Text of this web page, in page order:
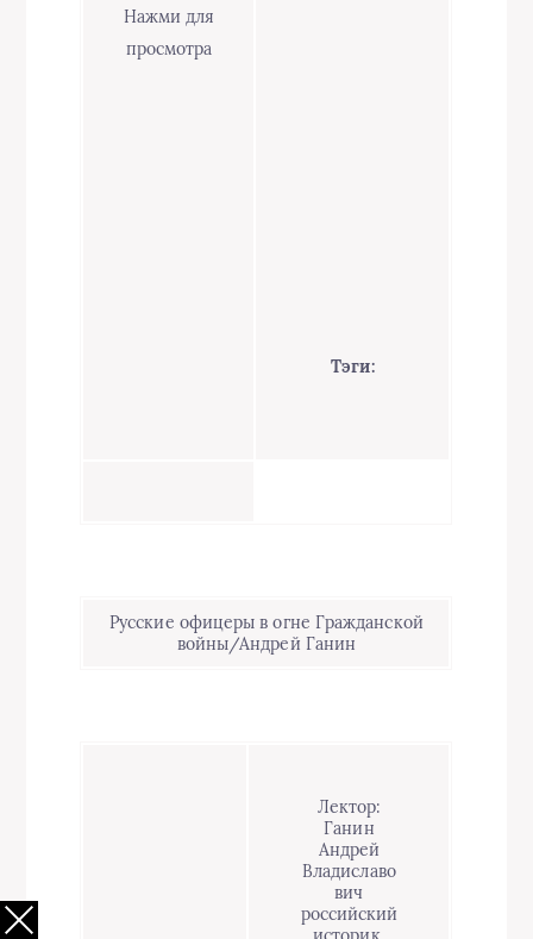
Нажми для
просмотра
Тэги:
Русские офицеры в огне Гражданской
войны/Андрей Ганин
Лектор:
Ганин
Андрей
Владиславо
вич
российский